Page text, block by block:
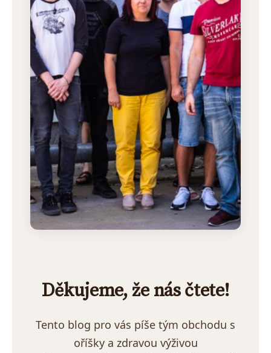
Děkujeme, že nás čtete!
Tento blog pro vás píše tým obchodu s
oříšky a zdravou výživou